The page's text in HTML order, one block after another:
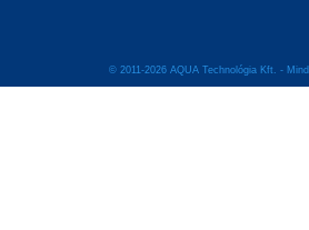
© 2011-2026 AQUA Technológia Kft. -